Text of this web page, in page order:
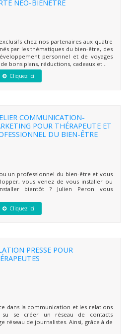
NEO-BIENÊTRE
chez nos partenaires aux quatre
par les thématiques du bien-être, des
personnel et de voyages
bons plans, réductions, cadeaux et...
Cliquez ici
COMMUNICATION-
POUR THÉRAPEUTE ET
DU BIEN-ÊTRE
un professionnel du bien-être et vous
vous venez de vous installer ou
bientôt ? Julien Peron vous
Cliquez ici
PRESSE POUR
dans la communication et les relations
su se créer un réseau de contacts
réseau de journalistes. Ainsi, grâce à de